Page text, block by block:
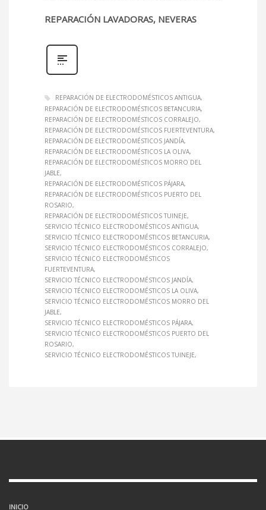
REPARACIÓN LAVADORAS, NEVERAS
REPARACIÓN DE ELECTRODOMÉSTICOS ANTIGUA
REPARACIÓN DE ELECTRODOMÉSTICOS BETANCURIA
REPARACIÓN DE ELECTRODOMÉSTICOS CORRALEJO
REPARACIÓN DE ELECTRODOMÉSTICOS FUERTEVENTURA
REPARACIÓN DE ELECTRODOMÉSTICOS JANDÍA
REPARACIÓN DE ELECTRODOMÉSTICOS LA OLIVA
REPARACIÓN DE ELECTRODOMÉSTICOS MORRO DEL
JABLE
REPARACIÓN DE ELECTRODOMÉSTICOS PÁJARA
REPARACIÓN DE ELECTRODOMÉSTICOS PUERTO DEL
ROSARIO
REPARACIÓN DE ELECTRODOMÉSTICOS TUINEJE
SERVICIO TÉCNICO ELECTRODOMÉSTICOS ANTIGUA
SERVICIO TÉCNICO ELECTRODOMÉSTICOS BETANCURIA
SERVICIO TÉCNICO ELECTRODOMÉSTICOS CORRALEJO
SERVICIO TÉCNICO ELECTRODOMÉSTICOS
FUERTEVENTURA
SERVICIO TÉCNICO ELECTRODOMÉSTICOS JANDÍA
SERVICIO TÉCNICO ELECTRODOMÉSTICOS LA OLIVA
SERVICIO TÉCNICO ELECTRODOMÉSTICOS MORRO DEL
JABLE
SERVICIO TÉCNICO ELECTRODOMÉSTICOS PÁJARA
SERVICIO TÉCNICO ELECTRODOMÉSTICOS PUERTO DEL
ROSARIO
SERVICIO TÉCNICO ELECTRODOMÉSTICOS TUINEJE
INICIO